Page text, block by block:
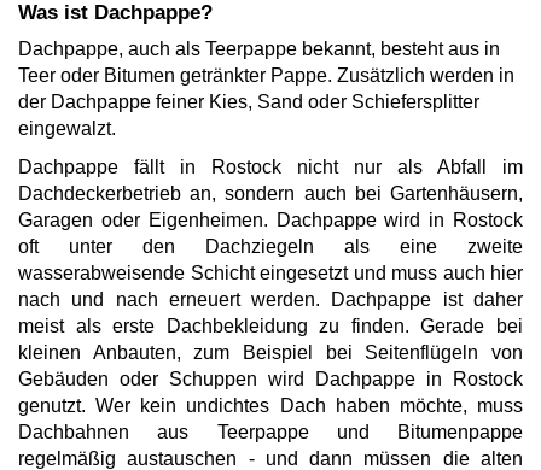
Was ist Dachpappe?
Dachpappe, auch als Teerpappe bekannt, besteht aus in
Teer oder Bitumen getränkter Pappe. Zusätzlich werden in
der Dachpappe feiner Kies, Sand oder Schiefersplitter
eingewalzt.
Dachpappe fällt in Rostock nicht nur als Abfall im
Dachdeckerbetrieb an, sondern auch bei Gartenhäusern,
Garagen oder Eigenheimen. Dachpappe wird in Rostock
oft unter den Dachziegeln als eine zweite
wasserabweisende Schicht eingesetzt und muss auch hier
nach und nach erneuert werden. Dachpappe ist daher
meist als erste Dachbekleidung zu finden. Gerade bei
kleinen Anbauten, zum Beispiel bei Seitenflügeln von
Gebäuden oder Schuppen wird Dachpappe in Rostock
genutzt. Wer kein undichtes Dach haben möchte, muss
Dachbahnen aus Teerpappe und Bitumenpappe
regelmäßig austauschen - und dann müssen die alten